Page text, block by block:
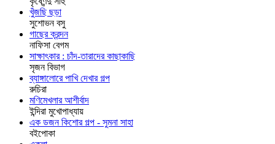
খুঁজছি ছড়া
সুশোভন বসু
গাছের ক্রন্দন
নাফিসা বেগম
সাক্ষাৎকার : চাঁদ-তারাদের কাছাকাছি
সৃজন বিভাগ
ব্যাঙ্গালোরে পাখি দেখার গল্প
রুচিরা
মণিমেখলার আশীর্বাদ
ইন্দিরা মুখোপাধ্যায়
এক ডজন কিশোর গল্প - সুমনা সাহা
বইপোকা